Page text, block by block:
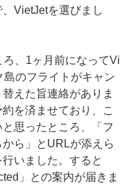
VietJetを選びまし
、1ヶ月前になってVi
のフライトがキャン
えた旨連絡がありま
を済ませており、こ
思ったところ、「フ
ら」とURLが添えら
いました。すると
」との案内が届きま